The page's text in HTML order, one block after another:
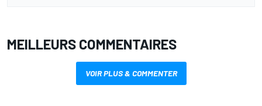
MEILLEURS COMMENTAIRES
VOIR PLUS & COMMENTER